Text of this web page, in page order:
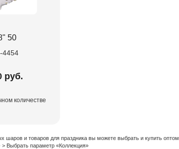
50
4454
руб.
количестве
шаров и товаров для праздника вы можете выбрать и купить оптом
Выбрать параметр «Коллекция»